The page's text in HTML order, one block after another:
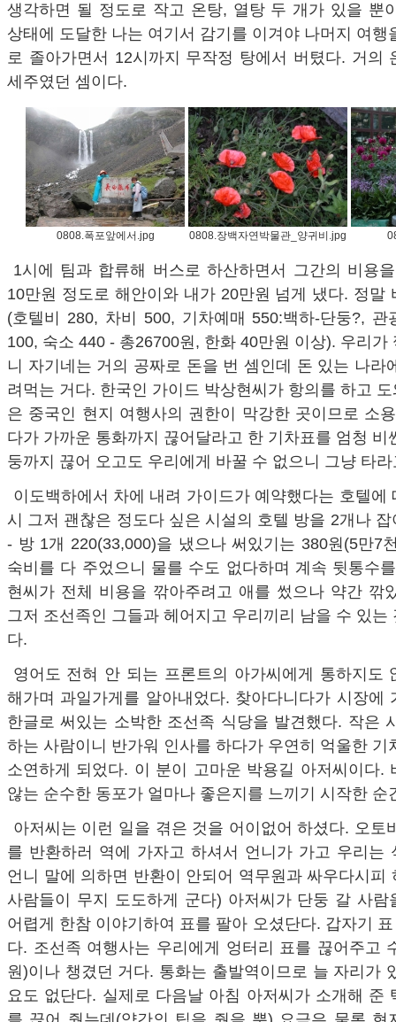
생각하면 될 정도로 작고 온탕, 열탕 두 개가 있을 뿐
상태에 도달한 나는 여기서 감기를 이겨야 나머지 여행
로 졸아가면서 12시까지 무작정 탕에서 버텼다. 거의
세주였던 셈이다.
0808.폭포앞에서.jpg 0808.장백자연박물관_양귀비.jpg
1시에 팀과 합류해 버스로 하산하면서 그간의 비용
10만원 정도로 해안이와 내가 20만원 넘게 냈다. 정말
(호텔비 280, 차비 500, 기차예매 550:백하-단둥?,
100, 숙소 440 - 총26700원, 한화 40만원 이상). 우리가
니 자기네는 거의 공짜로 돈을 번 셈인데 돈 있는 나라
려먹는 거다. 한국인 가이드 박상현씨가 항의를 하고
은 중국인 현지 여행사의 권한이 막강한 곳이므로 소
다가 가까운 통화까지 끊어달라고 한 기차표를 엄청 비
둥까지 끊어 오고도 우리에게 바꿀 수 없으니 그냥 타
이도백하에서 차에 내려 가이드가 예약했다는 호텔에
시 그저 괜찮은 정도다 싶은 시설의 호텔 방을 2개나
- 방 1개 220(33,000)을 냈으나 써있기는 380원(5만7
숙비를 다 주었으니 물를 수도 없다하며 계속 뒷통수
현씨가 전체 비용을 깎아주려고 애를 썼으나 약간 깎
그저 조선족인 그들과 헤어지고 우리끼리 남을 수 있는
다.
영어도 전혀 안 되는 프론트의 아가씨에게 통하지도
해가며 과일가게를 알아내었다. 찾아다니다가 시장에
한글로 써있는 소박한 조선족 식당을 발견했다. 작은
하는 사람이니 반가워 인사를 하다가 우연히 억울한 기
소연하게 되었다. 이 분이 고마운 박용길 아저씨이다.
않는 순수한 동포가 얼마나 좋은지를 느끼기 시작한 순
아저씨는 이런 일을 겪은 것을 어이없어 하셨다. 오토
를 반환하러 역에 가자고 하셔서 언니가 가고 우리는
언니 말에 의하면 반환이 안되어 역무원과 싸우다시피
사람들이 무지 도도하게 군다) 아저씨가 단둥 갈 사람
어렵게 한참 이야기하여 표를 팔아 오셨단다. 갑자기
다. 조선족 여행사는 우리에게 엉터리 표를 끊어주고
원)이나 챙겼던 거다. 통화는 출발역이므로 늘 자리가
요도 없단다. 실제로 다음날 아침 아저씨가 소개해 준